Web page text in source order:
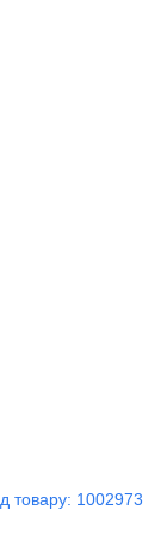
товару: 1002973